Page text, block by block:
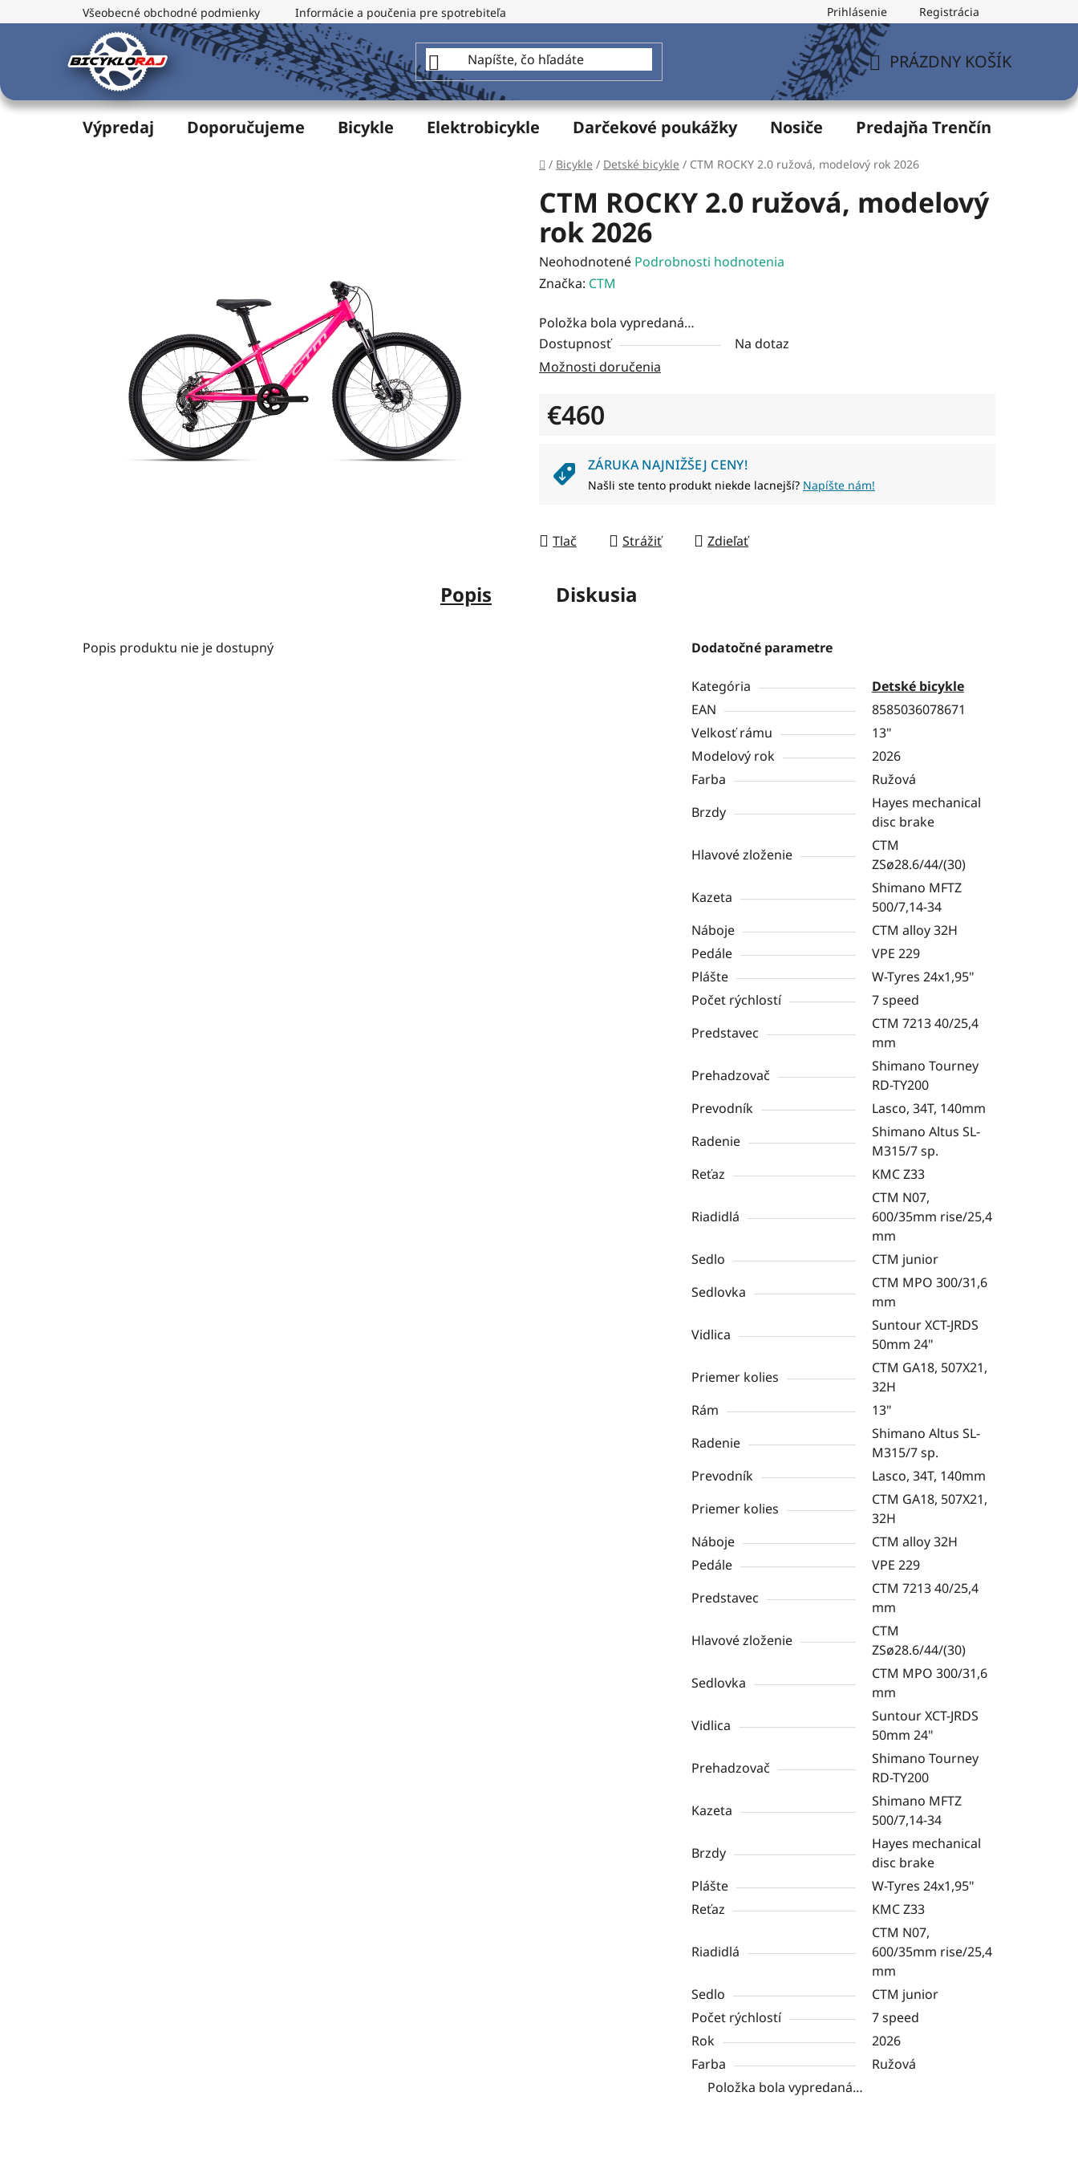
na
Všeobecné obchodné podmienky Informácie a poučenia pre spotrebiteľa Formulár na odstúpenie od zmluvy
Prihlásenie Registrácia
KOŠÍK
PRÁZDNY KOŠÍK
Výpredaj Doporučujeme Bicykle Elektrobicykle Darčekové poukážky Nosiče Predajňa Trenčín
Domov
/ Bicykle / Detské bicykle / CTM ROCKY 2.0 ružová, modelový rok 2026
CTM ROCKY 2.0 ružová, modelový
rok 2026
Priemerné
hodnotenie
je
0,0
z
hviezdičiek.
Neohodnotené Podrobnosti hodnotenia
Značka: CTM
Položka bola vypredaná…
Dostupnosť
Na dotaz
Možnosti doručenia
€460
ZÁRUKA NAJNIŽŠEJ CENY!
Našli ste tento produkt niekde lacnejší? Napíšte nám!
Tlač Strážiť Zdieľať
Popis Diskusia
Popis produktu nie je dostupný Dodatočné parametre
Kategória
Detské bicykle
EAN
8585036078671
Velkosť rámu
13"
Modelový rok
2026
Farba
Ružová
Brzdy
Hayes mechanical
disc brake
Hlavové zloženie
CTM
ZSø28.6/44/(30)
Kazeta
Shimano MFTZ
500/7,14-34
Náboje
CTM alloy 32H
Pedále
VPE 229
Plášte
W-Tyres 24x1,95"
Počet rýchlostí
7 speed
Predstavec
CTM 7213 40/25,4
mm
Prehadzovač
Shimano Tourney
RD-TY200
Prevodník
Lasco, 34T, 140mm
Radenie
Shimano Altus SL-
M315/7 sp.
Reťaz
KMC Z33
Riadidlá
CTM N07,
600/35mm rise/25,4
mm
Sedlo
CTM junior
Sedlovka
CTM MPO 300/31,6
mm
Vidlica
Suntour XCT-JRDS
50mm 24"
Priemer kolies
CTM GA18, 507X21,
32H
Rám
13"
Radenie
Shimano Altus SL-
M315/7 sp.
Prevodník
Lasco, 34T, 140mm
Priemer kolies
CTM GA18, 507X21,
32H
Náboje
CTM alloy 32H
Pedále
VPE 229
Predstavec
CTM 7213 40/25,4
mm
Hlavové zloženie
CTM
ZSø28.6/44/(30)
Sedlovka
CTM MPO 300/31,6
mm
Vidlica
Suntour XCT-JRDS
50mm 24"
Prehadzovač
Shimano Tourney
RD-TY200
Kazeta
Shimano MFTZ
500/7,14-34
Brzdy
Hayes mechanical
disc brake
Plášte
W-Tyres 24x1,95"
Reťaz
KMC Z33
Riadidlá
CTM N07,
600/35mm rise/25,4
mm
Sedlo
CTM junior
Počet rýchlostí
7 speed
Rok
2026
Farba
Ružová
Položka bola vypredaná…